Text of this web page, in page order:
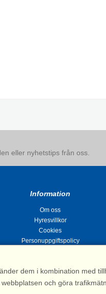
eller nyhetstips från oss.
Information
Om oss
Hyresvillkor
Cookies
Personuppgiftspolicy
Stugsommar |
dem i kombination med
och göra